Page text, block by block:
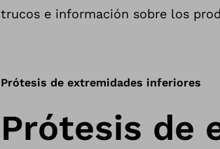
trucos e información sobre los
Prótesis de extremidades inferiores
Prótesis de